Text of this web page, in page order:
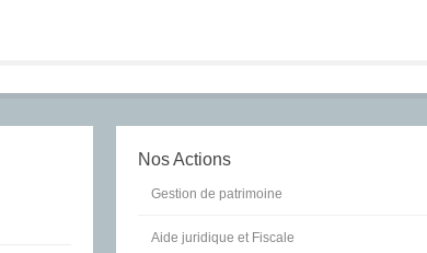
Nos Actions
Gestion de patrimoine
Aide juridique et Fiscale